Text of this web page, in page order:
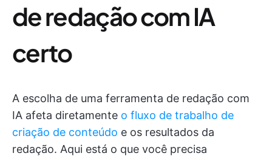
de redação com IA
certo
A escolha de uma ferramenta de redação com
IA afeta diretamente o fluxo de trabalho de
criação de conteúdo e os resultados da
redação. Aqui está o que você precisa